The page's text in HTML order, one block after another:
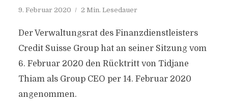
9. Februar 2020 2 Min. Lesedauer
Der Verwaltungsrat des Finanzdienstleisters
Credit Suisse Group hat an seiner Sitzung vom
6. Februar 2020 den Rücktritt von Tidjane
Thiam als Group CEO per 14. Februar 2020
angenommen.